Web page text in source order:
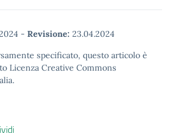
- Revisione: 23.04.2024
specificato, questo articolo è
Licenza Creative Commons